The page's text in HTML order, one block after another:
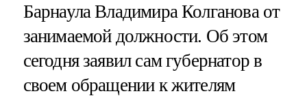
Барнаула Владимира Колганова от
занимаемой должности. Об этом
сегодня заявил сам губернатор в
своем обращении к жителям